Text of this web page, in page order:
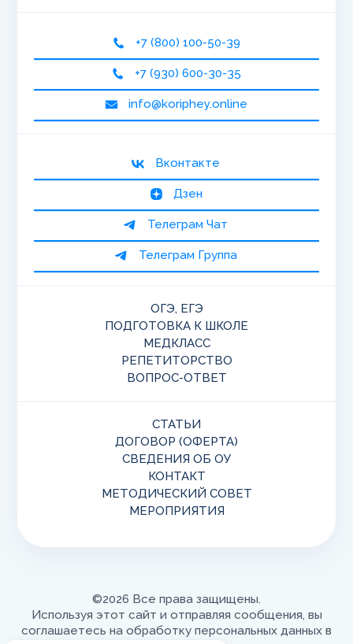
+7 (800) 100-50-39
+7 (930) 600-30-35
info@koriphey.online
Вконтакте
Дзен
Телеграм Чат
Телеграм Группа
ОГЭ, ЕГЭ
ПОДГОТОВКА К ШКОЛЕ
МЕДКЛАСС
РЕПЕТИТОРСТВО
ВОПРОС-ОТВЕТ
СТАТЬИ
ДОГОВОР (ОФЕРТА)
СВЕДЕНИЯ ОБ ОУ
КОНТАКТ
МЕТОДИЧЕСКИЙ СОВЕТ
МЕРОПРИЯТИЯ
©2026 Все права защищены.
Используя этот сайт и отправляя сообщения, вы
соглашаетесь на обработку персональных данных в